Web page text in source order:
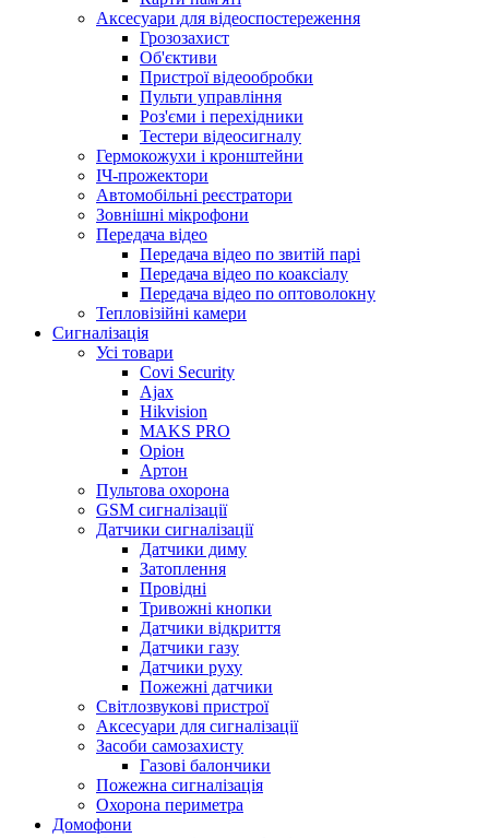
Аксесуари для відеоспостереження
Грозозахист
Об'єктиви
Пристрої відеообробки
Пульти управління
Роз'єми і перехідники
Тестери відеосигналу
Гермокожухи і кронштейни
ІЧ-прожектори
Автомобільні реєстратори
Зовнішні мікрофони
Передача відео
Передача відео по звитій парі
Передача відео по коаксіалу
Передача відео по оптоволокну
Тепловізійні камери
Cигналізація
Усі товари
Covi Security
Ajax
Hikvision
MAKS PRO
Оріон
Артон
Пультова охорона
GSM сигналізації
Датчики сигналізації
Датчики диму
Затоплення
Провідні
Тривожні кнопки
Датчики відкриття
Датчики газу
Датчики руху
Пожежні датчики
Світлозвукові пристрої
Аксесуари для сигналізації
Засоби самозахисту
Газові балончики
Пожежна сигналізація
Охорона периметра
Домофони